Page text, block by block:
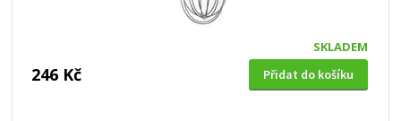
SKLADEM
246 Kč Přidat do košíku